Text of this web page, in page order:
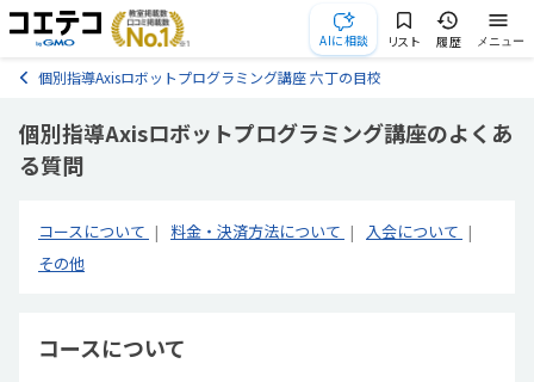
AIに相談 リスト 履歴 メニュー
個別指導Axisロボットプログラミング講座 六丁の目校
個別指導Axisロボットプログラミング講座のよくあ
る質問
コースについて 料金・決済方法について
入会について
その他
コースについて